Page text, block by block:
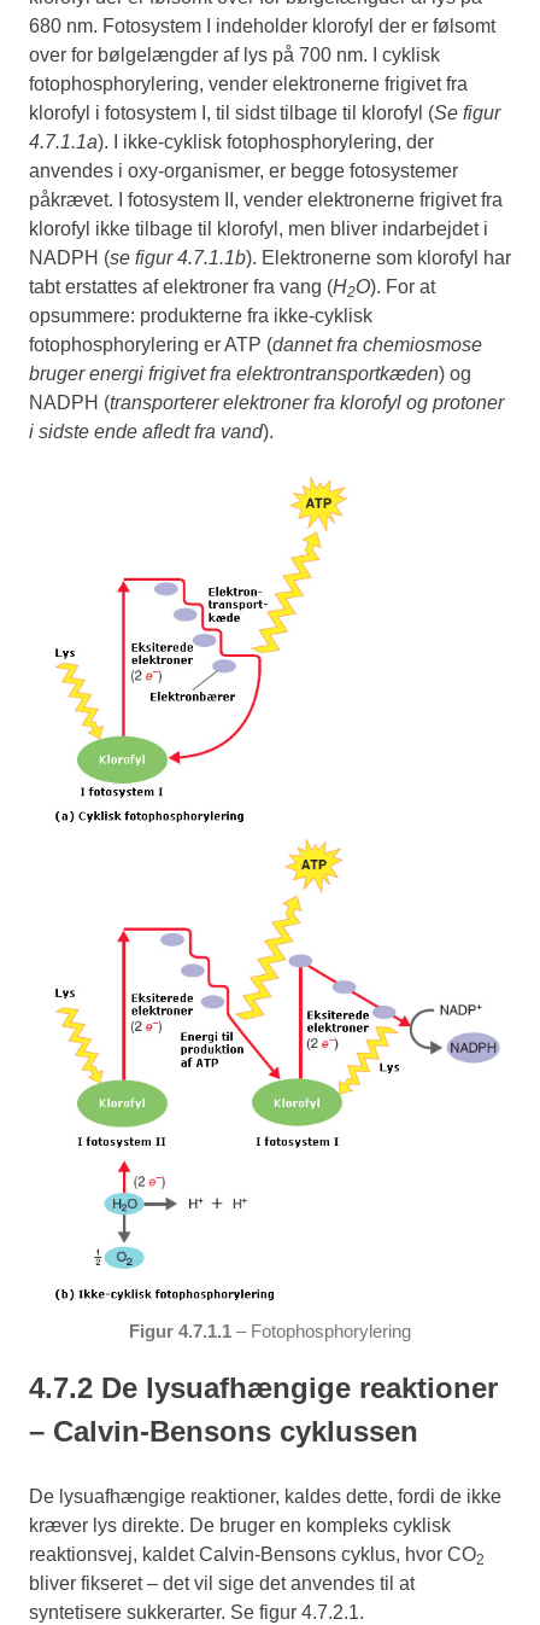
680 nm. Fotosystem I indeholder klorofyl der er følsomt
over for bølgelængder af lys på 700 nm. I cyklisk
fotophosphorylering, vender elektronerne frigivet fra
klorofyl i fotosystem I, til sidst tilbage til klorofyl (Se figur
4.7.1.1a). I ikke-cyklisk fotophosphorylering, der
anvendes i oxy-organismer, er begge fotosystemer
påkrævet. I fotosystem II, vender elektronerne frigivet fra
klorofyl ikke tilbage til klorofyl, men bliver indarbejdet i
NADPH (se figur 4.7.1.1b). Elektronerne som klorofyl har
tabt erstattes af elektroner fra vang (H2O). For at
opsummere: produkterne fra ikke-cyklisk
fotophosphorylering er ATP (dannet fra chemiosmose
bruger energi frigivet fra elektrontransportkæden) og
NADPH (transporterer elektroner fra klorofyl og protoner
i sidste ende afledt fra vand).
Figur 4.7.1.1 – Fotophosphorylering
4.7.2 De lysuafhængige reaktioner
– Calvin-Bensons cyklussen
De lysuafhængige reaktioner, kaldes dette, fordi de ikke
kræver lys direkte. De bruger en kompleks cyklisk
reaktionsvej, kaldet Calvin-Bensons cyklus, hvor CO2
bliver fikseret – det vil sige det anvendes til at
syntetisere sukkerarter. Se figur 4.7.2.1.